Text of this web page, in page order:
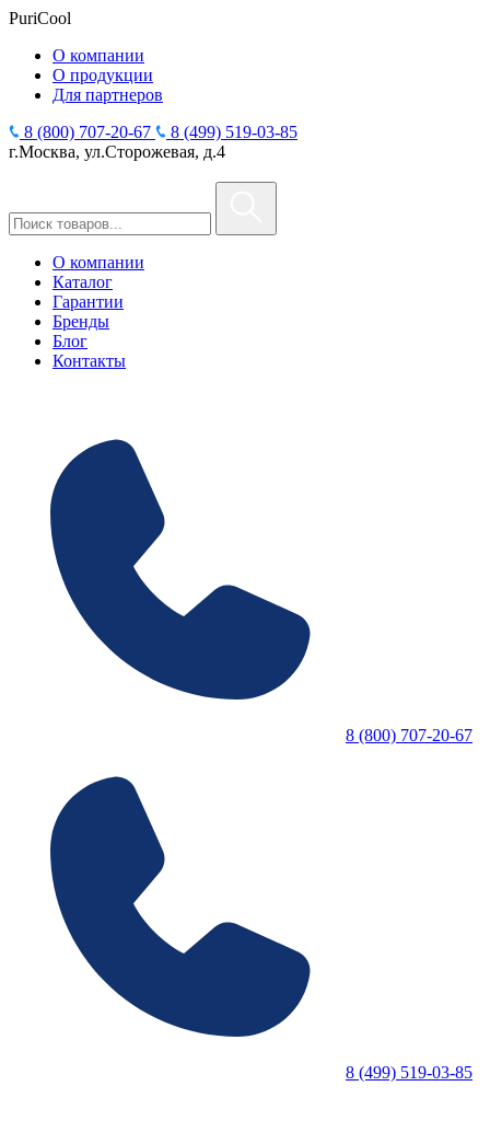
PuriCool
О компании
О продукции
Для партнеров
8 (800) 707-20-67
8 (499) 519-03-85
г.Москва, ул.Сторожевая, д.4
О компании
Каталог
Гарантии
Бренды
Блог
Контакты
8 (800) 707-20-67
8 (499) 519-03-85